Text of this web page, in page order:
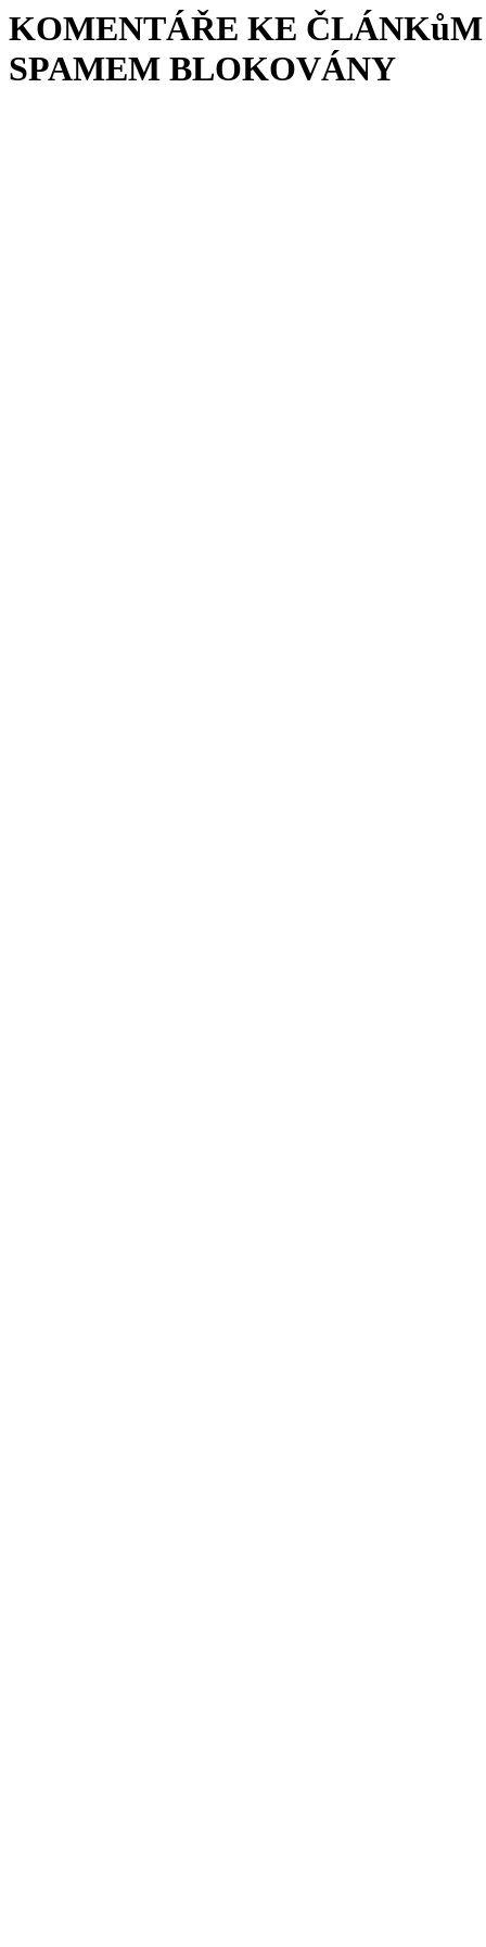
KOMENTÁŘE KE
SPAMEM BLOKOVÁNY